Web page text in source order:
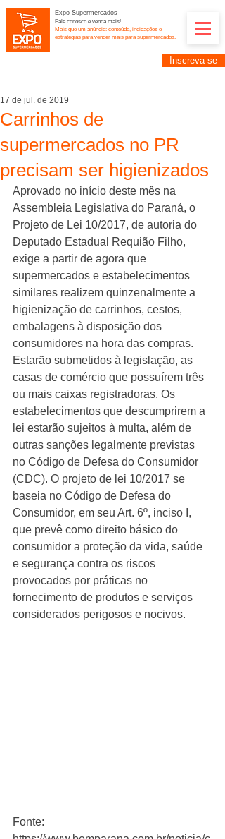
Expo Supermercados
Fale conosco e venda mais!
Mais que um anúncio: conteúdo, indicações e
estratégias para vender mais para supermercados.
Inscreva-se
Carrinhos de
supermercados no PR
precisam ser higienizados
17 de jul. de 2019
Aprovado no início deste mês na
Assembleia Legislativa do Paraná, o
Projeto de Lei 10/2017, de autoria do
Deputado Estadual Requião Filho,
exige a partir de agora que
supermercados e estabelecimentos
similares realizem quinzenalmente a
higienização de carrinhos, cestos,
embalagens à disposição dos
consumidores na hora das compras.
Estarão submetidos à legislação, as
casas de comércio que possuírem três
ou mais caixas registradoras. Os
estabelecimentos que descumprirem a
lei estarão sujeitos à multa, além de
outras sanções legalmente previstas
no Código de Defesa do Consumidor
(CDC). O projeto de lei 10/2017 se
baseia no Código de Defesa do
Consumidor, em seu Art. 6º, inciso I,
que prevê como direito básico do
consumidor a proteção da vida, saúde
e segurança contra os riscos
provocados por práticas no
fornecimento de produtos e serviços
considerados perigosos e nocivos.
Fonte: